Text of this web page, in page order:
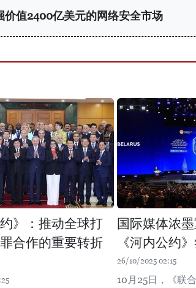
价值2400亿美元的网络安全市场
约》：推动全球打
合作的重要转折
国际媒体浓
《河内公约
26/10/2025 02:15
10月25日，《联